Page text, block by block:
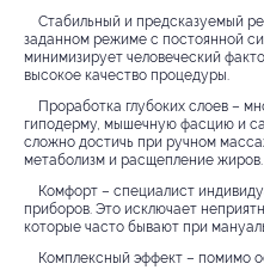
Стабильный и предсказуемый
заданном режиме с постоянной
минимизирует человеческий
высокое качество процедуры.
Проработка глубоких слоев –
гиподерму, мышечную фасцию и
сложно достичь при ручном
метаболизм и расщепление жиров.
Комфорт – специалист
приборов. Это исключает
которые часто бывают при
Комплексный эффект – помимо